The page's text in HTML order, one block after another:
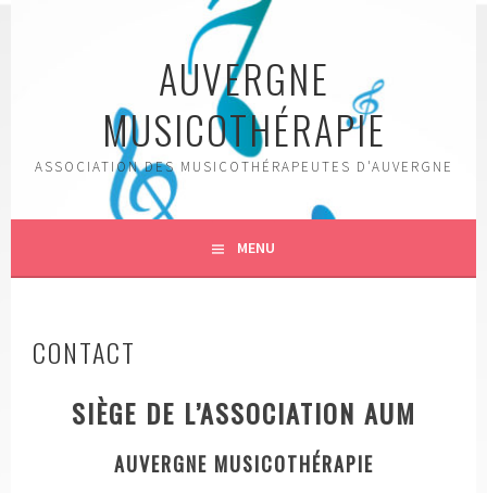
AUVERGNE
MUSICOTHÉRAPIE
ASSOCIATION DES MUSICOTHÉRAPEUTES D'AUVERGNE
MENU
CONTACT
SIÈGE DE L’ASSOCIATION AUM
AUVERGNE MUSICOTHÉRAPIE